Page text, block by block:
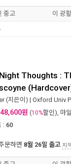
중고 이 광
Night Thoughts :
(지은이) | Oxford Univ
48,600원 (10%할인), 마
: 60
문하면 8월 26일 출고 지